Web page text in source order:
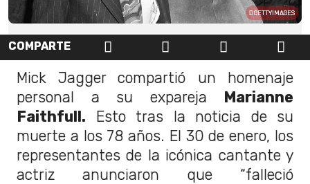
GETTYIMAGES
COMPARTE
Mick Jagger compartió un homenaje
personal a su expareja Marianne
Faithfull. Esto tras la noticia de su
muerte a los 78 años. El 30 de enero, los
representantes de la icónica cantante y
actriz anunciaron que “falleció